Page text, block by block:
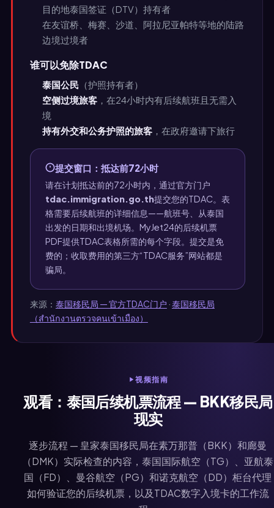
目的地泰国签证（DTV）持有者
在友谊桥、梅赛、沙道、阿拉尼亚帕特等地的陆路
边境过境者
谁可以免除TDAC
泰国公民（护照持有者）
空侧过境旅客，在24小时内有后续航班且无需入
境
持有外交和公务护照的旅客，在政府邀请下旅行
提交窗口：抵达前72小时
请在计划抵达前的72小时内，通过官方门户
tdac.immigration.go.th提交您的TDAC。表
格需要后续航班的详细信息——航班号、从泰国
出发的日期和出境机场。MyJet24的后续机票
PDF提供TDAC表格所需的每个字段。提交是免
费的；收取费用的第三方“TDAC服务”网站都是
骗局。
来源： 泰国移民局 — 官方TDAC门户 ·泰国移民局
（สำนักงานตรวจคนเข้าเมือง）
视频指南
观看：泰国后续机票流程 — BKK移民局
现实
逐步流程 — 皇家泰国移民局在素万那普（BKK）和廊曼
（DMK）实际检查的内容，泰国国际航空（TG）、亚航泰
国（FD）、曼谷航空（PG）和诺克航空（DD）柜台代理
如何验证您的后续机票，以及TDAC数字入境卡的工作流